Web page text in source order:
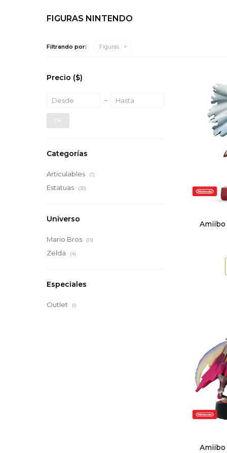
FIGURAS NINTENDO
Filtrando por: Figuras
Amiibo
Categorías
Articulables (7)
Estatuas (30)
Precio ($)
OK
Especiales
Outlet (1)
Universo
Mario Bros (13)
Zelda (4)